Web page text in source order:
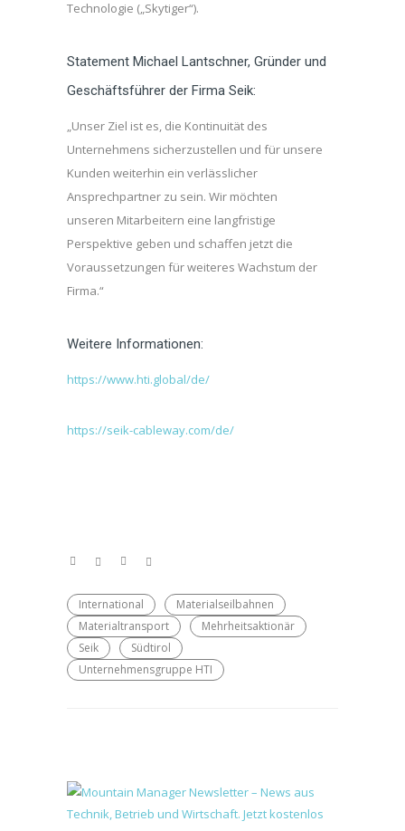
Technologie („Skytiger“).
Statement Michael Lantschner, Gründer und
Geschäftsführer der Firma Seik:
„Unser Ziel ist es, die Kontinuität des
Unternehmens sicherzustellen und für unsere
Kunden weiterhin ein verlässlicher
Ansprechpartner zu sein. Wir möchten
unseren Mitarbeitern eine langfristige
Perspektive geben und schaffen jetzt die
Voraussetzungen für weiteres Wachstum der
Firma.“
Weitere Informationen:
https://www.hti.global/de/
https://seik-cableway.com/de/
International
Materialseilbahnen
Materialtransport
Mehrheitsaktionär
Seik
Südtirol
Unternehmensgruppe HTI